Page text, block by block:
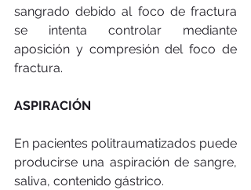
sangrado debido al foco de fractura
se intenta controlar mediante
aposición y compresión del foco de
fractura.
ASPIRACIÓN
En pacientes politraumatizados puede
producirse una aspiración de sangre,
saliva, contenido gástrico.